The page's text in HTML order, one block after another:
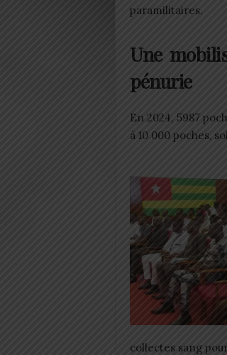
paramilitaires.
Une
pénurie
En 2024, 5987
à 10 000 poches,
collectes sang